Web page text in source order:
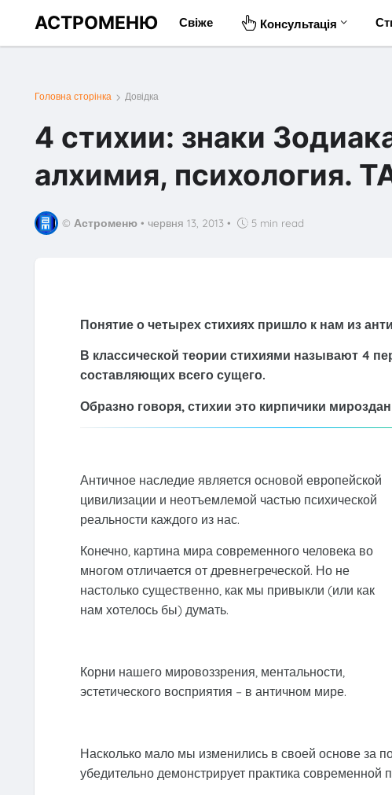
АСТРОМЕНЮ Свіже Консультація
Головна сторінка Довідка
4 стихии: знаки
алхимия, психология.
© Астроменю • червня 13, 2013 • 5 min read
Понятие о четырех стихиях пришло к нам из
В классической теории стихиями называют 4
составляющих всего сущего.
Образно говоря, стихии это кирпичики
Античное наследие является основой европейской
цивилизации и неотъемлемой частью психической
реальности каждого из нас.
Конечно, картина мира современного человека во
многом отличается от древнегреческой. Но не
настолько существенно, как мы привыкли (или как
нам хотелось бы) думать.
Корни нашего мировоззрения, ментальности,
эстетического восприятия – в античном мире.
Насколько мало мы изменились в своей основе за
убедительно демонстрирует практика современной